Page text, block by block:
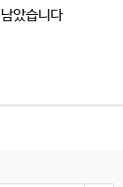
남았습니다